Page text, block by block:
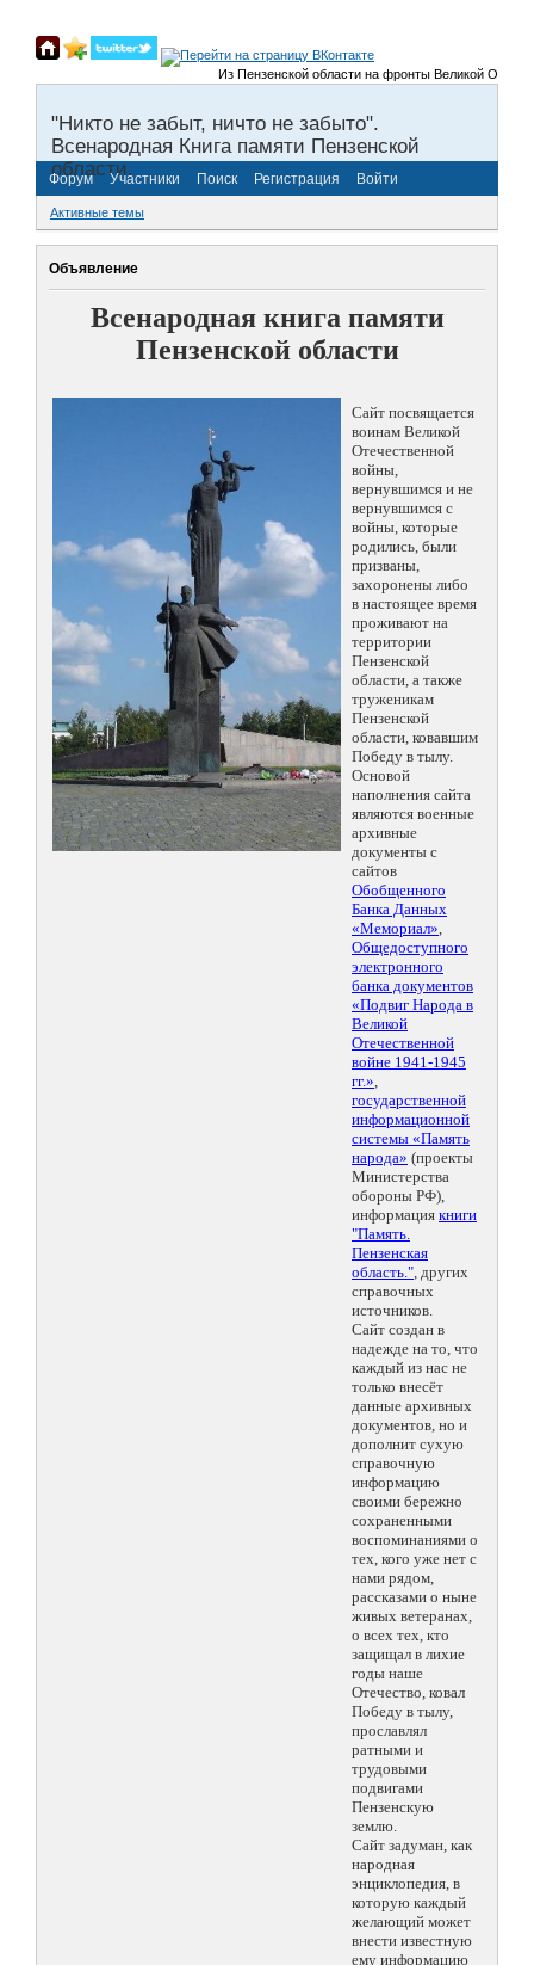
Из Пензенской области на фронты Великой
"Никто не забыт, ничто не забыто".
Всенародная Книга памяти Пензенской
области.
Форум Участники Поиск Регистрация Войти
Активные темы
Объявление
Всенародная книга памяти
Пензенской области
Сайт посвящается
воинам Великой
Отечественной
войны,
вернувшимся и не
вернувшимся с
войны, которые
родились, были
призваны,
захоронены либо
в настоящее время
проживают на
территории
Пензенской
области, а также
труженикам
Пензенской
области, ковавшим
Победу в тылу.
Основой
наполнения сайта
являются военные
архивные
документы с
сайтов
Обобщенного
Банка Данных
«Мемориал»,
Общедоступного
электронного
банка документов
«Подвиг Народа в
Великой
Отечественной
войне 1941-1945
гг.»,
государственной
информационной
системы «Память
народа» (проекты
Министерства
обороны РФ),
информация книги
"Память.
Пензенская
область.", других
справочных
источников.
Сайт создан в
надежде на то, что
каждый из нас не
только внесёт
данные архивных
документов, но и
дополнит сухую
справочную
информацию
своими бережно
сохраненными
воспоминаниями о
тех, кого уже нет с
нами рядом,
рассказами о ныне
живых ветеранах,
о всех тех, кто
защищал в лихие
годы наше
Отечество, ковал
Победу в тылу,
прославлял
ратными и
трудовыми
подвигами
Пензенскую
землю.
Сайт задуман, как
народная
энциклопедия, в
которую каждый
желающий может
внести известную
ему информацию